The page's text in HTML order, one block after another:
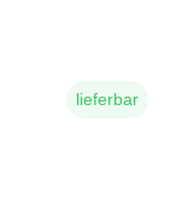
lieferbar